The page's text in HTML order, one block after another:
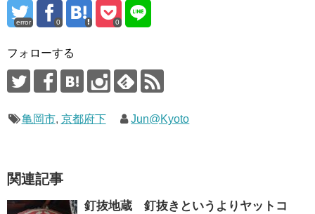
error 0 0
フォローする
亀岡市, 京都府下 Jun@Kyoto
関連記事
釘抜地蔵 釘抜きというよりヤットコ